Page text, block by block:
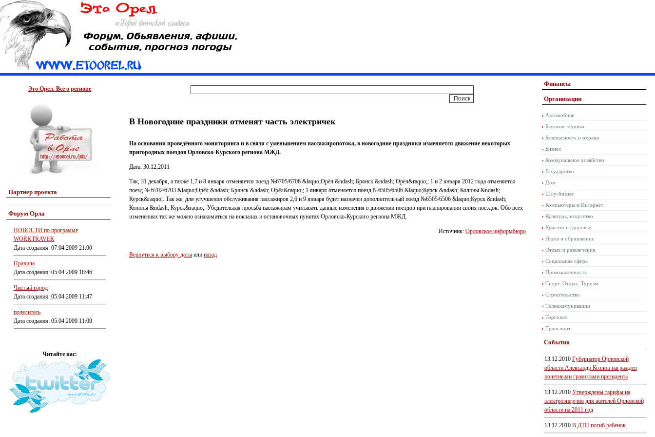
Это Орел. Все о регионе
Партнер проекта
Форум Орла
НОВОСТИ по программе
WORKTRAVEK
Дата создания: 07.04.2009 21:00
Правила
Дата создания: 05.04.2009 18:46
Чистый город
Дата создания: 05.04.2009 11:47
поделитесь
Дата создания: 05.04.2009 11:09
Читайте нас:
В Новогодние праздники отменят часть электричек
На основании проведённого мониторинга и в связи с уменьшением пассажиропотока, в новогодние праздники изменяется движение некоторых
пригородных поездов Орловско-Курского региона МЖД.
Дата: 30.12.2011
Так, 31 декабря, а также 1,7 и 8 января отменяется поезд №6705/6706 &laquo;Орёл &ndash; Брянск &ndash; Орёл&raquo;; 1 и 2 января 2012 года отменяется
поезд № 6702/6703 &laquo;Орёл &ndash; Брянск &ndash; Орёл&raquo;; 1 января отменяется поезд №6505/6506 &laquo;Курск &ndash; Колпны &ndash;
Курск&raquo;. Так же, для улучшения обслуживания пассажиров 2,6 и 9 января будет назначен дополнительный поезд №6505/6506 &laquo;Курск &ndash;
Колпны &ndash; Курск&raquo;. Убедительная просьба пассажирам учитывать данные изменения в движении поездов при планировании своих поездок. Обо всех
изменениях так же можно ознакомиться на вокзалах и остановочных пунктах Орловско-Курского региона МЖД.
Источник: Орловское информбюро
Вернуться к выбору даты или назад
Финансы
Организации
Автомобили
Бытовая техника
Безопасность и охрана
Бизнес
Коммунальное хозяйство
Государство
Дом
Шоу-бизнес
Компьютеры и Интернет
Культура, искусство
Красота и здоровье
Наука и образование
Отдых и развлечения
Социальная сфера
Промышленность
Спорт. Отдых. Туризм
Строительство
Телекоммуникации
Торговля
Транспорт
События
13.12.2010 Губернатор Орловской
области Александр Козлов награжден
почётными грамотами президента
13.12.2010 Утверждены тарифы на
электроэнергию для жителей Орловской
области на 2011 год
13.12.2010 В ДТП погиб ребенок